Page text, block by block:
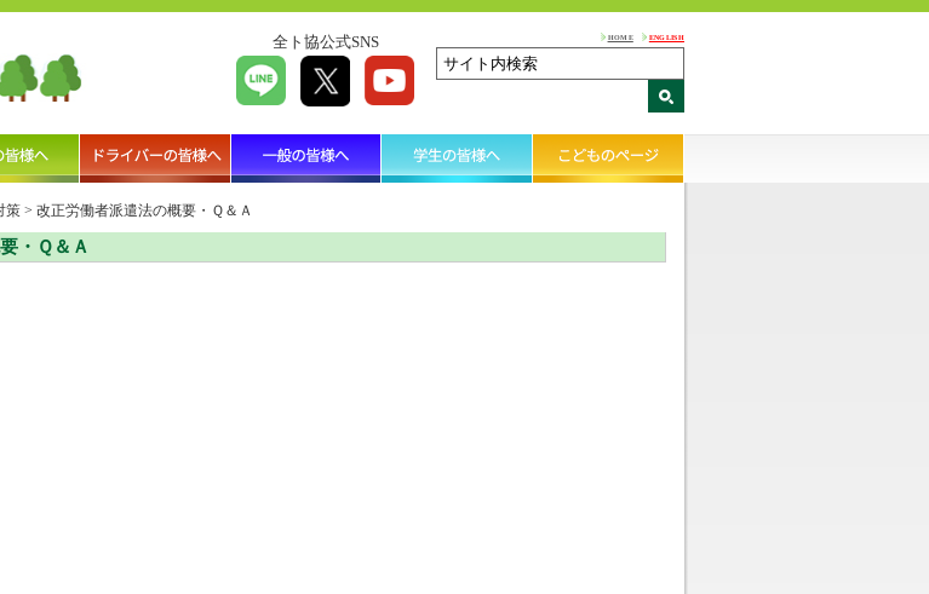
全ト協公式SNS HOME ENGLISH
策 > 改正労働者派遣法の概要・Ｑ＆Ａ
・Ｑ＆Ａ